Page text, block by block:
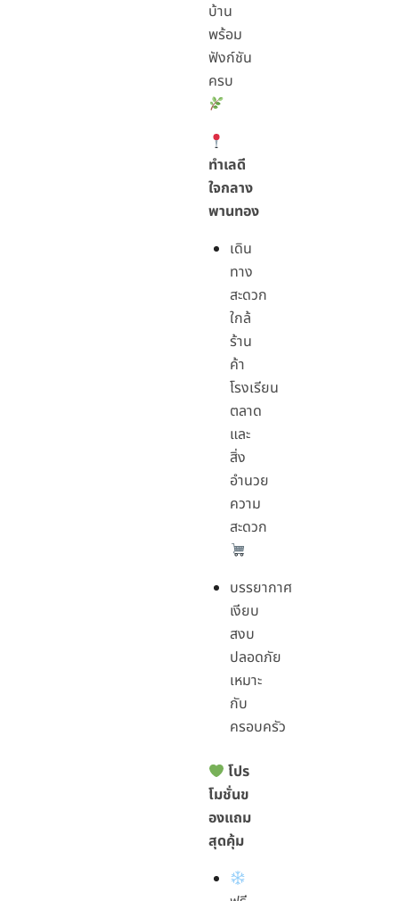
บ้าน
พร้อม
ฟังก์ชัน
ครบ
ทำเลดี
ใจกลาง
พานทอง
เดิน
ทาง
สะดวก
ใกล้
ร้าน
ค้า
โรงเรียน
ตลาด
และ
สิ่ง
อำนวย
ความ
สะดวก
บรรยากาศ
เงียบ
สงบ
ปลอดภัย
เหมาะ
กับ
ครอบครัว
โปร
โมชั่นข
องแถม
สุดคุ้ม